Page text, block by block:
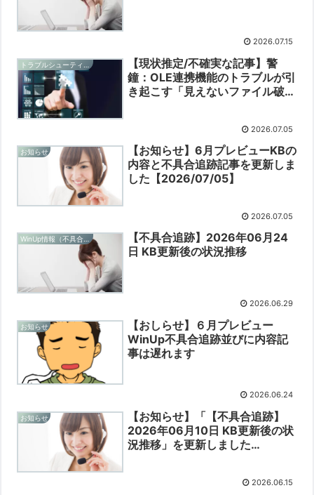
2026.07.15
【現状推定/不確実な記事】警
鐘：OLE連携機能のトラブルが引
き起こす「見えないファイル破
2026.07.05
お知らせ
【お知らせ】6月プレビューKBの
内容と不具合追跡記事を更新しま
した【2026/07/05】
2026.07.05
【不具合追跡】2026年06月24
日 KB更新後の状況推移
2026.06.29
お知らせ
【おしらせ】６月プレビュー
WinUp不具合追跡並びに内容記
事は遅れます
2026.06.24
お知らせ
【お知らせ】「【不具合追跡】
2026年06月10日 KB更新後の状
況推移」を更新しました
2026.06.15